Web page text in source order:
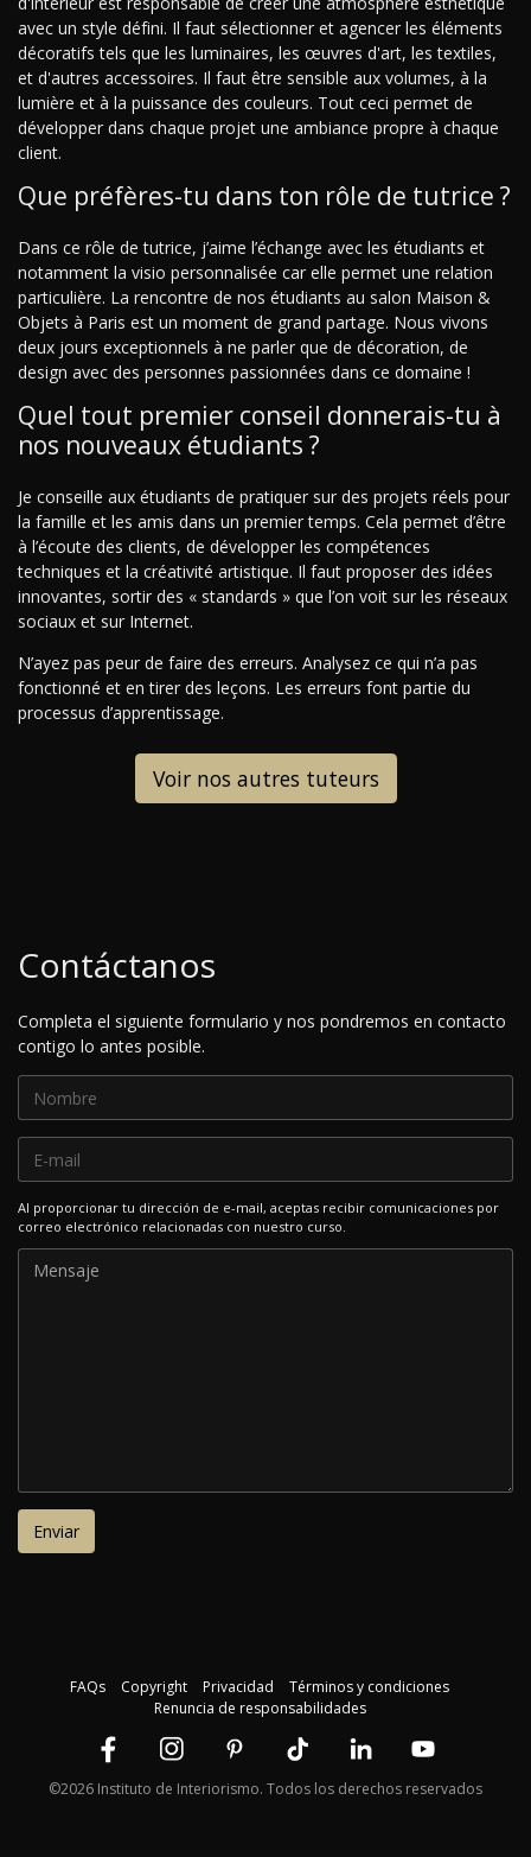
avec un style défini. Il faut sélectionner et agencer les éléments
décoratifs tels que les luminaires, les œuvres d'art, les textiles,
et d'autres accessoires. Il faut être sensible aux volumes, à la
lumière et à la puissance des couleurs. Tout ceci permet de
développer dans chaque projet une ambiance propre à chaque
client.
Que préfères-tu dans ton rôle de tutrice ?
Dans ce rôle de tutrice, j’aime l’échange avec les étudiants et
notamment la visio personnalisée car elle permet une relation
particulière. La rencontre de nos étudiants au salon Maison &
Objets à Paris est un moment de grand partage. Nous vivons
deux jours exceptionnels à ne parler que de décoration, de
design avec des personnes passionnées dans ce domaine !
Quel tout premier conseil donnerais-tu à
nos nouveaux étudiants ?
Je conseille aux étudiants de pratiquer sur des projets réels pour
la famille et les amis dans un premier temps. Cela permet d’être
à l’écoute des clients, de développer les compétences
techniques et la créativité artistique. Il faut proposer des idées
innovantes, sortir des « standards » que l’on voit sur les réseaux
sociaux et sur Internet.
N’ayez pas peur de faire des erreurs. Analysez ce qui n’a pas
fonctionné et en tirer des leçons. Les erreurs font partie du
processus d’apprentissage.
Voir nos autres tuteurs
Contáctanos
Completa el siguiente formulario y nos pondremos en contacto
contigo lo antes posible.
Al proporcionar tu dirección de e-mail, aceptas recibir comunicaciones por
correo electrónico relacionadas con nuestro curso.
FAQs Copyright Privacidad
Términos y condiciones
Renuncia de responsabilidades
©2026 Instituto de Interiorismo. Todos los derechos reservados